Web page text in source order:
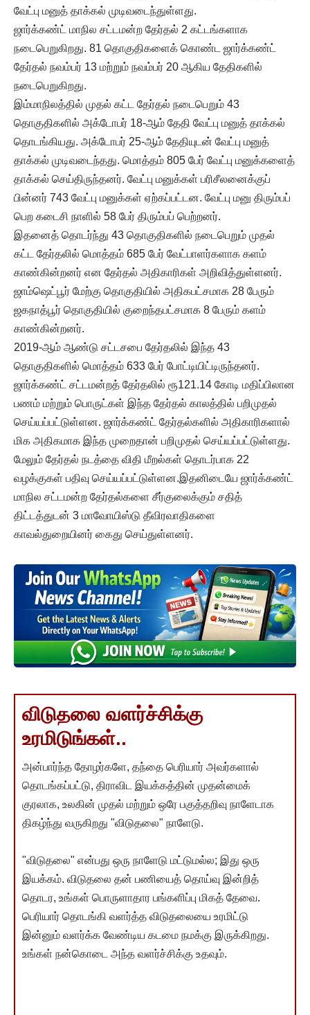
வேட்பு மனுத் தாக்கல் முடிவடைந்துள்ளது.
ஜார்க்கண்ட் மாநில சட்டமன்ற தேர்தல் 2 கட்டங்களாக
நடைபெறுகிறது. 81 தொகுதிகளைக் கொண்ட ஜார்க்கண்ட்
தேர்தல் நவம்பர் 13 மற்றும் நவம்பர் 20 ஆகிய தேதிகளில்
நடைபெறுகிறது.
இம்மாநிலத்தில் முதல் கட்ட தேர்தல் நடைபெறும் 43
தொகுதிகளில் அக்டோபர் 18-ஆம் தேதி வேட்பு மனுத் தாக்கல்
தொடங்கியது. அக்டோபர் 25-ஆம் தேதியுடன் வேட்பு மனுத்
தாக்கல் முடிவடைந்தது. மொத்தம் 805 பேர் வேட்பு மனுக்களைத்
தாக்கல் செய்திருந்தனர். வேட்பு மனுக்கள் பரிசீலனைக்குப்
பின்னர் 743 வேட்பு மனுக்கள் ஏற்கப்பட்டன. வேட்பு மனு திரும்பப்
பெற கடைசி நாளில் 58 பேர் திரும்பப் பெற்றனர்.
இதனைத் தொடர்ந்து 43 தொகுதிகளில் நடைபெறும் முதல்
கட்ட தேர்தலில் மொத்தம் 685 பேர் வேட்பாளர்களாக களம்
காண்கின்றனர் என தேர்தல் அதிகாரிகள் அறிவித்துள்ளனர்.
ஜாம்ஷெட்பூர் மேற்கு தொகுதியில் அதிகபட்சமாக 28 பேரும்
ஜகநாத்பூர் தொகுதியில் குறைந்தபட்சமாக 8 பேரும் களம்
காண்கின்றனர்.
2019-ஆம் ஆண்டு சட்டசபை தேர்தலில் இந்த 43
தொகுதிகளில் மொத்தம் 633 பேர் போட்டியிட்டிருந்தனர்.
ஜார்க்கண்ட் சட்டமன்றத் தேர்தலில் ரூ121.14 கோடி மதிப்பிலான
பணம் மற்றும் பொருட்கள் இந்த தேர்தல் காலத்தில் பறிமுதல்
செய்யப்பட்டுள்ளன. ஜார்க்கண்ட் தேர்தல்களில் அதிகாரிகளால்
மிக அதிகமாக இந்த முறைதான் பறிமுதல் செய்யப்பட்டுள்ளது.
மேலும் தேர்தல் நடத்தை விதி மீறல்கள் தொடர்பாக 22
வழக்குகள் பதிவு செய்யப்பட்டுள்ளன.இதனிடையே ஜார்க்கண்ட்
மாநில சட்டமன்ற தேர்தல்களை சீர்குலைக்கும் சதித்
திட்டத்துடன் 3 மாவோயிஸ்டு தீவிரவாதிகளை
காவல்துறையினர் கைது செய்துள்ளனர்.
விடுதலை வளர்ச்சிக்கு
உரமிடுங்கள்..
அன்பார்ந்த தோழர்களே, தந்தை பெரியார் அவர்களால்
தொடங்கப்பட்டு, திராவிட இயக்கத்தின் முதன்மைக்
குரலாக, உலகின் முதல் மற்றும் ஒரே பகுத்தறிவு நாளேடாக
திகழ்ந்து வருகிறது "விடுதலை" நாளேடு.
"விடுதலை" என்பது ஒரு நாளேடு மட்டுமல்ல; இது ஒரு
இயக்கம். விடுதலை தன் பணியைத் தொய்வு இன்றித்
தொடர, உங்கள் பொருளாதார பங்களிப்பு மிகத் தேவை.
பெரியார் தொடங்கி வளர்த்த விடுதலையை உரமிட்டு
இன்னும் வளர்க்க வேண்டிய கடமை நமக்கு இருக்கிறது.
உங்கள் நன்கொடை அந்த வளர்ச்சிக்கு உதவும்.